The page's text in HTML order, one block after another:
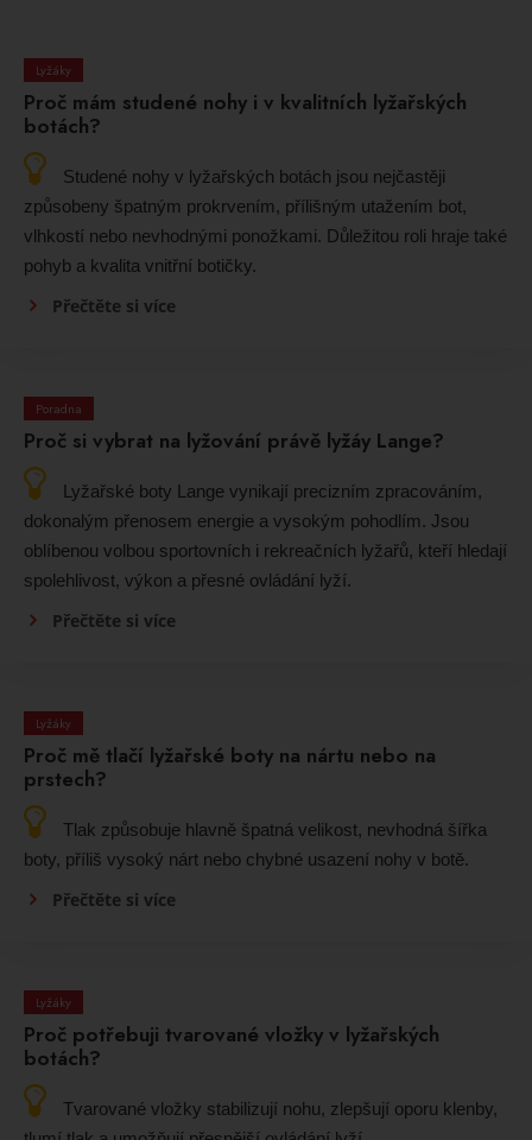
Lyžáky
Proč mám studené nohy i v kvalitních lyžařských
botách?
Studené nohy v lyžařských botách jsou nejčastěji
způsobeny špatným prokrvením, přílišným utažením bot,
vlhkostí nebo nevhodnými ponožkami. Důležitou roli hraje také
pohyb a kvalita vnitřní botičky.
Přečtěte si více
Poradna
Proč si vybrat na lyžování právě lyžáy Lange?
Lyžařské boty Lange vynikají precizním zpracováním,
dokonalým přenosem energie a vysokým pohodlím. Jsou
oblíbenou volbou sportovních i rekreačních lyžařů, kteří hledají
spolehlivost, výkon a přesné ovládání lyží.
Přečtěte si více
Lyžáky
Proč mě tlačí lyžařské boty na nártu nebo na
prstech?
Tlak způsobuje hlavně špatná velikost, nevhodná šířka
boty, příliš vysoký nárt nebo chybné usazení nohy v botě.
Přečtěte si více
Lyžáky
Proč potřebuji tvarované vložky v lyžařských
botách?
Tvarované vložky stabilizují nohu, zlepšují oporu klenby,